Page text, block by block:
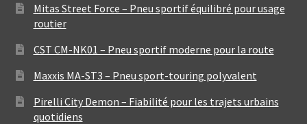
Mitas Street Force – Pneu sportif équilibré pour usage
routier
CST CM-NK01 – Pneu sportif moderne pour la route
Maxxis MA-ST3 – Pneu sport-touring polyvalent
Pirelli City Demon – Fiabilité pour les trajets urbains
quotidiens